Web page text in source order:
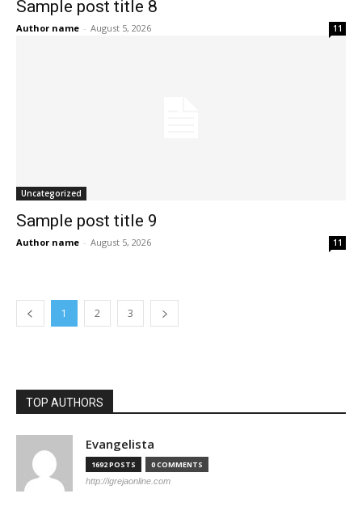
Sample post title 8
Author name - August 5, 2026 11
Uncategorized
Sample post title 9
Author name - August 5, 2026 11
1 2 3
TOP AUTHORS
Evangelista
1692 POSTS 0 COMMENTS
http://igrejaonline.com